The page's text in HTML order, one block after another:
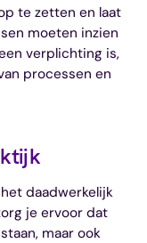
te zetten en laat
moeten inzien
verplichting is,
processen en
daadwerkelijk
je ervoor dat
maar ook